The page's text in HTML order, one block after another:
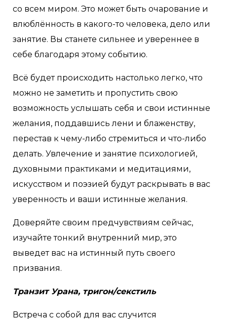
со всем миром. Это может быть очарование и
влюблённость в какого-то человека, дело или
занятие. Вы станете сильнее и увереннее в
себе благодаря этому событию.
Всё будет происходить настолько легко, что
можно не заметить и пропустить свою
возможность услышать себя и свои истинные
желания, поддавшись лени и блаженству,
перестав к чему-либо стремиться и что-либо
делать. Увлечение и занятие психологией,
духовными практиками и медитациями,
искусством и поэзией будут раскрывать в вас
уверенность и ваши истинные желания.
Доверяйте своим предчувствиям сейчас,
изучайте тонкий внутренний мир, это
выведет вас на истинный путь своего
призвания.
Транзит Урана, тригон/секстиль
Встреча с собой для вас случится